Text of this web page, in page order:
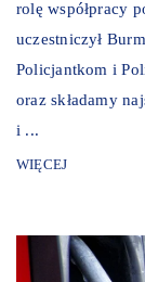
rolę współpracy
uczestniczył
Policjantkom i
oraz składamy
i ...
WIĘCEJ